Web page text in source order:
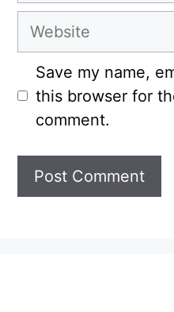
Website
Save my name,
this browser for
comment.